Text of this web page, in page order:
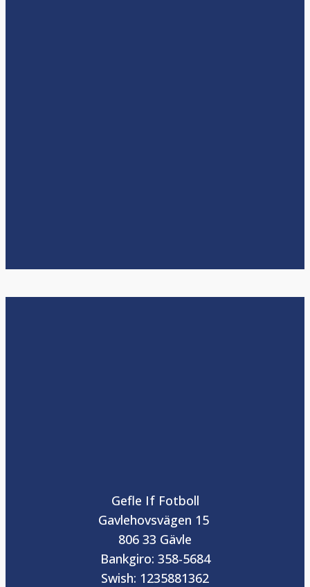
Gefle If Fotboll
Gavlehovsvägen 15
806 33 Gävle
Bankgiro: 358-5684
Swish: 1235881362